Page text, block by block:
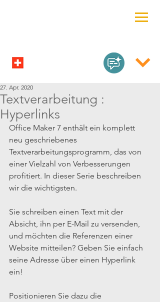
Textverarbeitung :
Hyperlinks
27. Apr. 2020
Office Maker 7 enthält ein komplett
neu geschriebenes
Textverarbeitungsprogramm, das von
einer Vielzahl von Verbesserungen
profitiert. In dieser Serie beschreiben
wir die wichtigsten.
Sie schreiben einen Text mit der
Absicht, ihn per E-Mail zu versenden,
und möchten die Referenzen einer
Website mitteilen? Geben Sie einfach
seine Adresse über einen Hyperlink
ein!
Positionieren Sie dazu die